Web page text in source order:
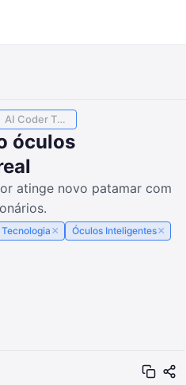
AI Coder TODAY
óculos
atinge novo patamar com
Tecnologia × Óculos Inteligentes×